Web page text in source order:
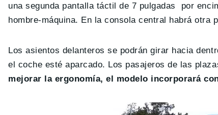
una segunda pantalla táctil de 7 pulgadas por
hombre-máquina. En la consola central habrá otra
Los asientos delanteros se podrán girar hacia
el coche esté aparcado. Los pasajeros de las
mejorar la ergonomía, el modelo incorporará